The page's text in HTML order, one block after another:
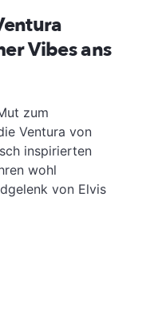
Vibes ans
zum
Ventura von
inspirierten
wohl
von Elvis